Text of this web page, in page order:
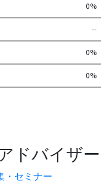
0%
--
0%
0%
ドバイザー
・セミナー